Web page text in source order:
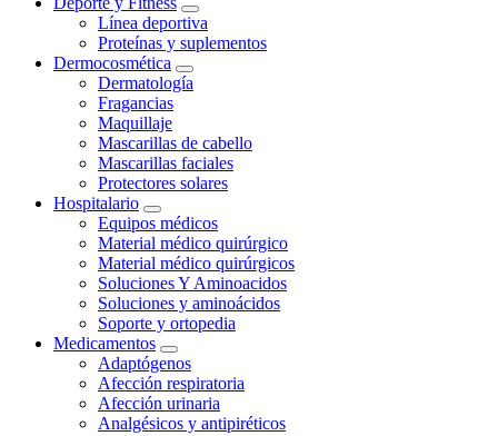
Línea deportiva
Proteínas y suplementos
Dermocosmética
Dermatología
Fragancias
Maquillaje
Mascarillas de cabello
Mascarillas faciales
Protectores solares
Hospitalario
Equipos médicos
Material médico quirúrgico
Material médico quirúrgicos
Soluciones Y Aminoacidos
Soluciones y aminoácidos
Soporte y ortopedia
Medicamentos
Adaptógenos
Afección respiratoria
Afección urinaria
Analgésicos y antipiréticos